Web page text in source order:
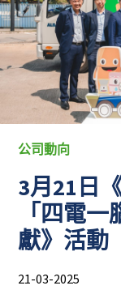
公司動向
3月21日
「四電
獻》活動
21-03-2025